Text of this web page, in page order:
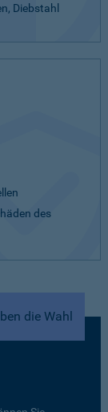
Diebstahl
des
die Wahl